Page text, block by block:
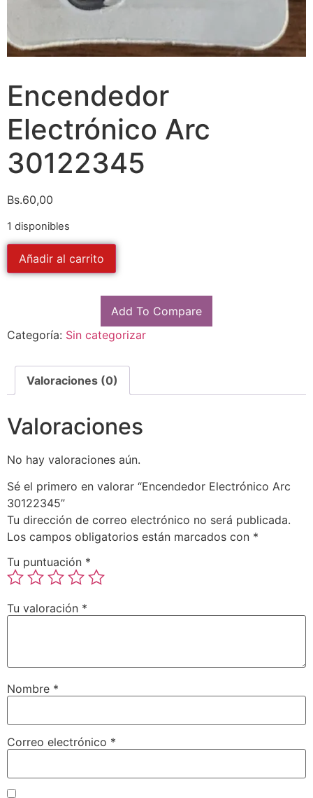
Encendedor
Electrónico Arc
30122345
Bs.60,00
1 disponibles
Añadir al carrito
Add To Compare
Categoría: Sin categorizar
Valoraciones (0)
Valoraciones
No hay valoraciones aún.
Sé el primero en valorar “Encendedor Electrónico Arc
30122345”
Tu dirección de correo electrónico no será publicada.
Los campos obligatorios están marcados con *
Tu puntuación *
Tu valoración *
Nombre *
Correo electrónico *